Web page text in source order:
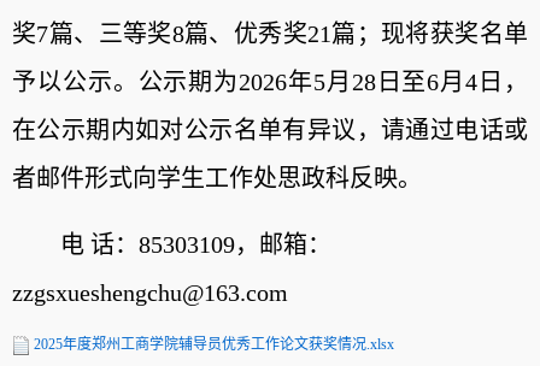
奖7篇、三等奖8篇、优秀奖21篇；现将获奖名单
予以公示。公示期为2026年5月28日至6月4日，
在公示期内如对公示名单有异议，请通过电话或
者邮件形式向学生工作处思政科反映。
电 话：85303109，邮箱：
zzgsxueshengchu@163.com
2025年度郑州工商学院辅导员优秀工作论文获奖情况.xlsx